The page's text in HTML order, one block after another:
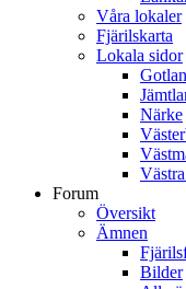
Våra lokaler
Fjärilskarta
Lokala sidor
Närke
Forum
Översikt
Ämnen
Bilder